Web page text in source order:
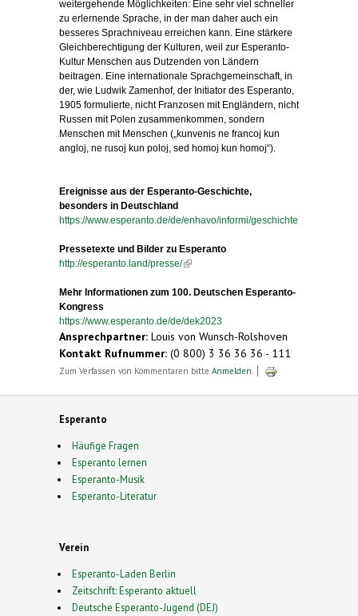
weitergehende Möglichkeiten: Eine sehr viel schneller
zu erlernende Sprache, in der man daher auch ein
besseres Sprachniveau erreichen kann. Eine stärkere
Gleichberechtigung der Kulturen, weil zur Esperanto-
Kultur Menschen aus Dutzenden von Ländern
beitragen. Eine internationale Sprachgemeinschaft, in
der, wie Ludwik Zamenhof, der Initiator des Esperanto,
1905 formulierte, nicht Franzosen mit Engländern, nicht
Russen mit Polen zusammenkommen, sondern
Menschen mit Menschen („kunvenis ne francoj kun
angloj, ne rusoj kun poloj, sed homoj kun homoj“).
Ereignisse aus der Esperanto-Geschichte,
besonders in Deutschland
https://www.esperanto.de/de/enhavo/informi/geschichte
Pressetexte und Bilder zu Esperanto
http://esperanto.land/presse/(link is external)
Mehr Informationen zum 100. Deutschen Esperanto-
Kongress
https://www.esperanto.de/de/dek2023
Ansprechpartner: Louis von Wunsch-Rolshoven
Kontakt Rufnummer: (0 800) 3 36 36 36 - 111
Zum Verfassen von Kommentaren bitte Anmelden
Esperanto
Häufige Fragen
Esperanto lernen
Esperanto-Musik
Esperanto-Literatur
Verein
Esperanto-Laden Berlin
Zeitschrift: Esperanto aktuell
Deutsche Esperanto-Jugend (DEJ)